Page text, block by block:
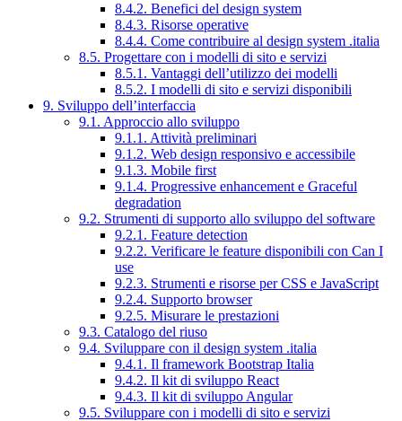
8.4.2. Benefici del design system
8.4.3. Risorse operative
8.4.4. Come contribuire al design system .italia
8.5. Progettare con i modelli di sito e servizi
8.5.1. Vantaggi dell’utilizzo dei modelli
8.5.2. I modelli di sito e servizi disponibili
9. Sviluppo dell’interfaccia
9.1. Approccio allo sviluppo
9.1.1. Attività preliminari
9.1.2. Web design responsivo e accessibile
9.1.3. Mobile first
9.1.4. Progressive enhancement e Graceful
degradation
9.2. Strumenti di supporto allo sviluppo del software
9.2.1. Feature detection
9.2.2. Verificare le feature disponibili con Can I
use
9.2.3. Strumenti e risorse per CSS e JavaScript
9.2.4. Supporto browser
9.2.5. Misurare le prestazioni
9.3. Catalogo del riuso
9.4. Sviluppare con il design system .italia
9.4.1. Il framework Bootstrap Italia
9.4.2. Il kit di sviluppo React
9.4.3. Il kit di sviluppo Angular
9.5. Sviluppare con i modelli di sito e servizi